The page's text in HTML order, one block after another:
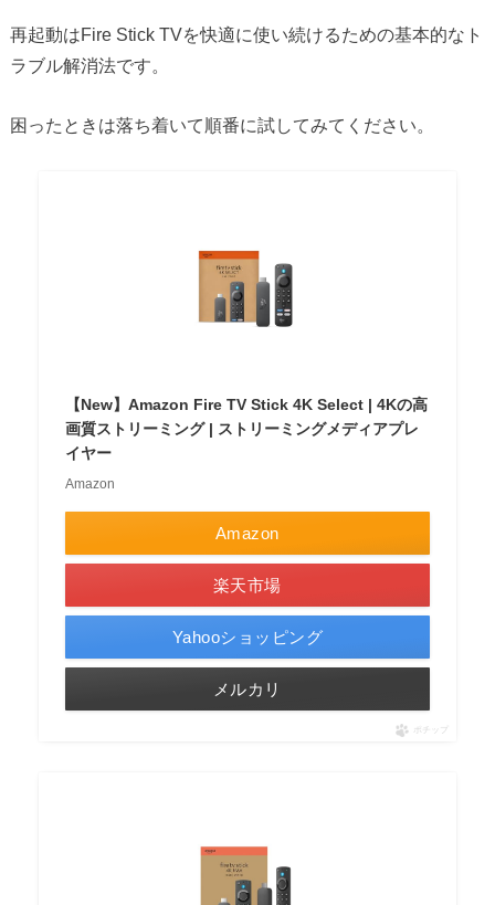
再起動はFire Stick TVを快適に使い続けるための基本的なト
ラブル解消法です。
困ったときは落ち着いて順番に試してみてください。
【New】Amazon Fire TV Stick 4K Select | 4Kの高
画質ストリーミング | ストリーミングメディアプレ
イヤー
Amazon
Amazon
楽天市場
Yahooショッピング
メルカリ
ポチップ